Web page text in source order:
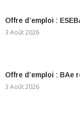
Offre d’emploi :
3 Août 2026
Offre d’emploi : BAe
3 Août 2026